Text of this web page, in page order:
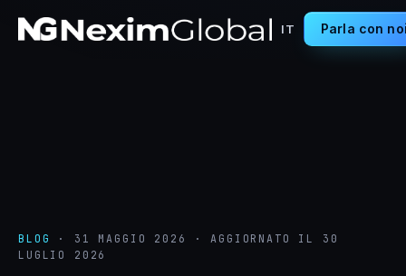
IT Parla con
BLOG · 31 MAGGIO 2026 ·AGGIORNATO IL 30
LUGLIO 2026